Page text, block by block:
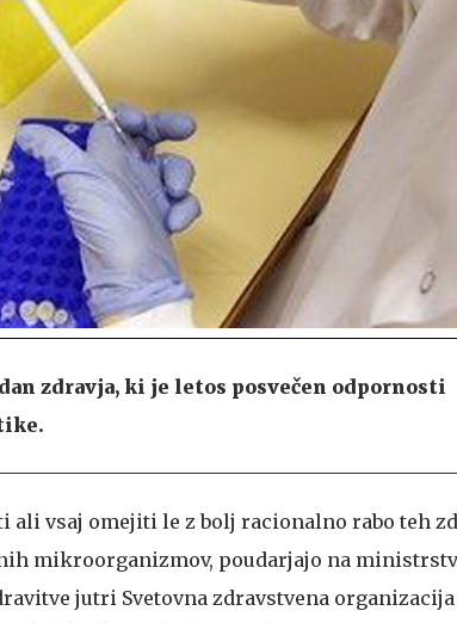
zdravja, ki je letos posvečen odpornosti
ali vsaj omejiti le z bolj racionalno rabo teh
mikroorganizmov, poudarjajo na
jutri Svetovna zdravstvena